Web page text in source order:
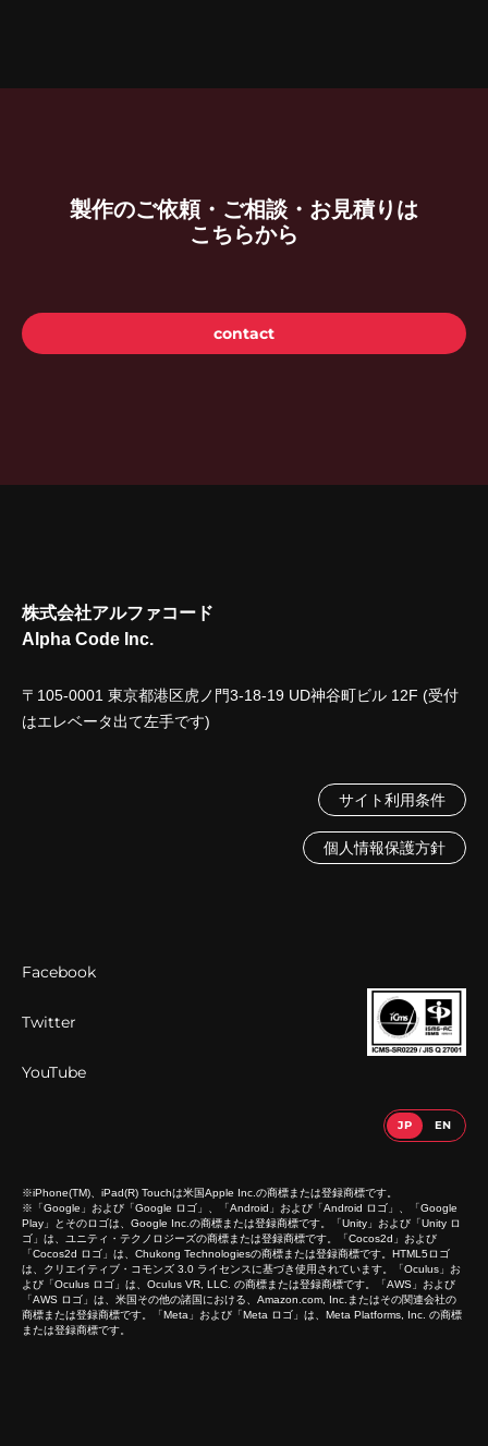
製作のご依頼・ご相談・お見積りは
こちらから
contact
株式会社アルファコード
Alpha Code Inc.
〒105-0001 東京都港区虎ノ門3-18-19 UD神谷町ビル 12F (受付
はエレベータ出て左手です)
サイト利用条件
個人情報保護方針
Facebook
Twitter
YouTube
※iPhone(TM)、iPad(R) Touchは米国Apple Inc.の商標または登録商標です。
※「Google」および「Google ロゴ」、「Android」および「Android ロゴ」、「Google
Play」とそのロゴは、Google Inc.の商標または登録商標です。「Unity」および「Unity ロ
ゴ」は、ユニティ・テクノロジーズの商標または登録商標です。「Cocos2d」および
「Cocos2d ロゴ」は、Chukong Technologiesの商標または登録商標です。HTML5ロゴ
は、クリエイティブ・コモンズ 3.0 ライセンスに基づき使用されています。「Oculus」お
よび「Oculus ロゴ」は、Oculus VR, LLC. の商標または登録商標です。「AWS」および
「AWS ロゴ」は、米国その他の諸国における、Amazon.com, Inc.またはその関連会社の
商標または登録商標です。「Meta」および「Meta ロゴ」は、Meta Platforms, Inc. の商標
または登録商標です。